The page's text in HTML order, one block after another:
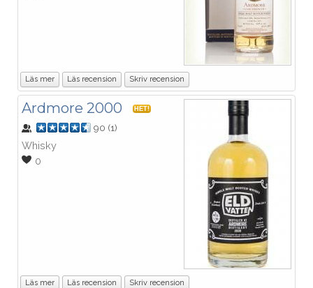
Läs mer Läs recension Skriv recension
Ardmore 2000 HET!
90 (1)
Whisky
0
Läs mer Läs recension Skriv recension